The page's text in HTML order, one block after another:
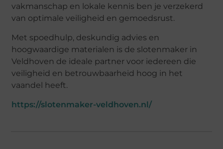
vakmanschap en lokale kennis ben je verzekerd
van optimale veiligheid en gemoedsrust.
Met spoedhulp, deskundig advies en
hoogwaardige materialen is de slotenmaker in
Veldhoven de ideale partner voor iedereen die
veiligheid en betrouwbaarheid hoog in het
vaandel heeft.
https://slotenmaker-veldhoven.nl/